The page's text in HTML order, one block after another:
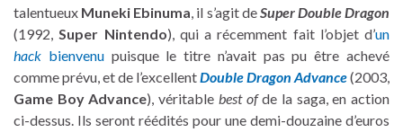
talentueux Muneki Ebinuma, il s’agit deSuper Double Dragon
(1992,Super Nintendo), qui a récemment fait l’objet d’un
hack bienvenupuisque le titre n’avait pas pu être achevé
comme prévu, et de l’excellentDouble Dragon Advance(2003,
Game Boy Advance), véritable best ofde la saga, en action
ci-dessus. Ils seront réédités pour une demi-douzaine d’euros